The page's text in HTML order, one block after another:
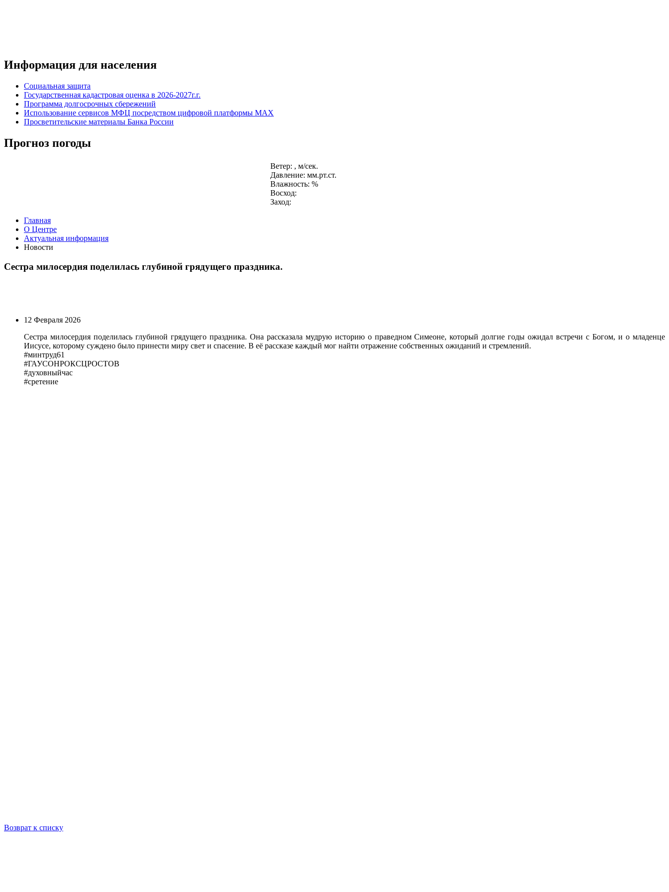
Информация для населения
Социальная защита
Государственная кадастровая оценка в 2026-2027г.г.
Программа долгосрочных сбережений
Использование сервисов МФЦ посредством цифровой платформы MAX
Просветительские материалы Банка России
Прогноз погоды
Ветер: , м/сек.
Давление: мм.рт.ст.
Влажность: %
Восход:
Заход:
Главная
О Центре
Актуальная информация
Новости
Сестра милосердия поделилась глубиной грядущего праздника.
12 Февраля 2026
Сестра милосердия поделилась глубиной грядущего праздника. Она рассказала мудрую историю о праведном Симеоне, который долгие годы ожидал встречи с Богом, и о младенце
Иисусе, которому суждено было принести миру свет и спасение. В её рассказе каждый мог найти отражение собственных ожиданий и стремлений.
#минтруд61
#ГАУСОНРОКСЦРОСТОВ
#духовныйчас
#сретение
Возврат к списку